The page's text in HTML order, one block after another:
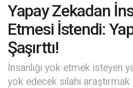
Yapay Zekadan
Etmesi İstendi:
Şaşırttı!
İnsanlığı yok etmek isteyen
yok edecek silahı